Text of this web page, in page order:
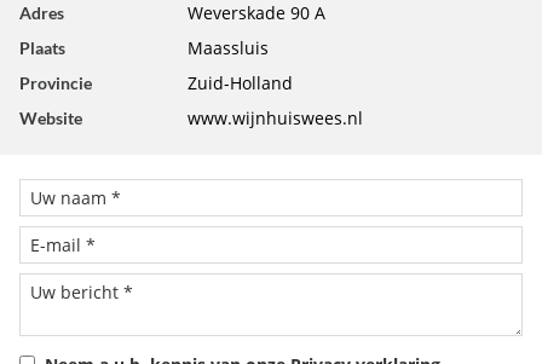
Adres Weverskade 90 A
Plaats Maassluis
Provincie Zuid-Holland
Website www.wijnhuiswees.nl